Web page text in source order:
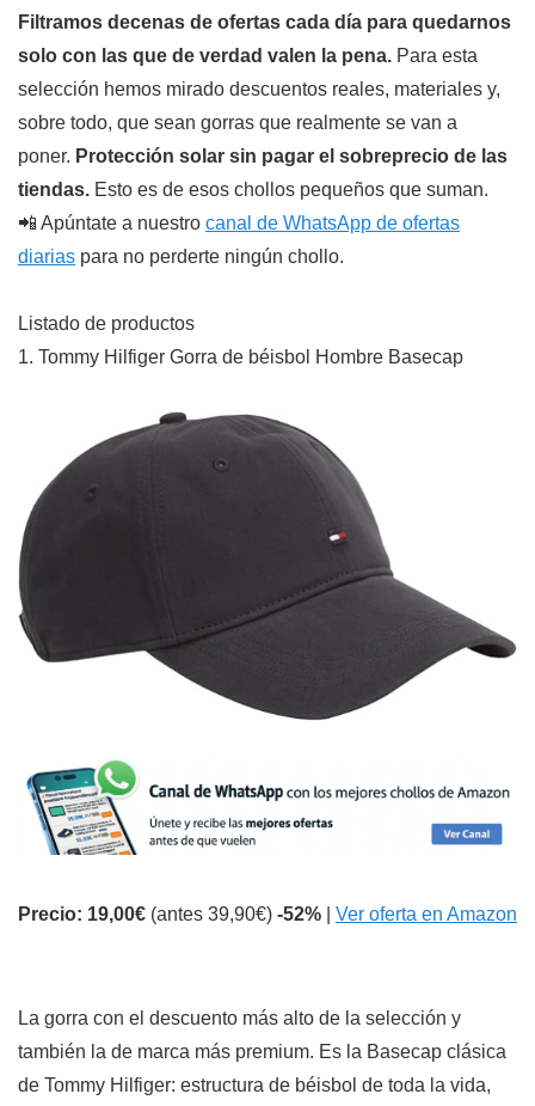
Filtramos decenas de ofertas cada día para quedarnos
solo con las que de verdad valen la pena. Para esta
selección hemos mirado descuentos reales, materiales y,
sobre todo, que sean gorras que realmente se van a
poner. Protección solar sin pagar el sobreprecio de las
tiendas. Esto es de esos chollos pequeños que suman.
📲 Apúntate a nuestro canal de WhatsApp de ofertas
diarias para no perderte ningún chollo.
Listado de productos
1. Tommy Hilfiger Gorra de béisbol Hombre Basecap
Precio: 19,00€ (antes 39,90€) -52% Ver oferta en Amazon
La gorra con el descuento más alto de la selección y
también la de marca más premium. Es la Basecap clásica
de Tommy Hilfiger: estructura de béisbol de toda la vida,